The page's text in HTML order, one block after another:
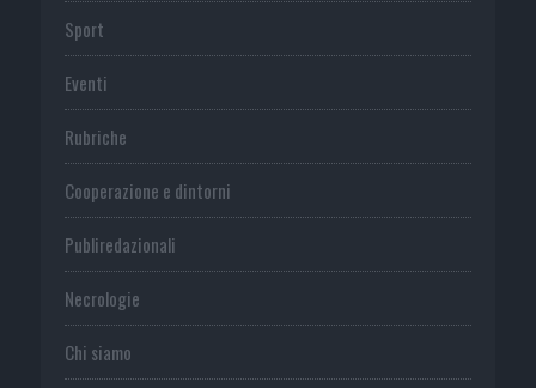
Sport
Eventi
Rubriche
Cooperazione e dintorni
Publiredazionali
Necrologie
Chi siamo